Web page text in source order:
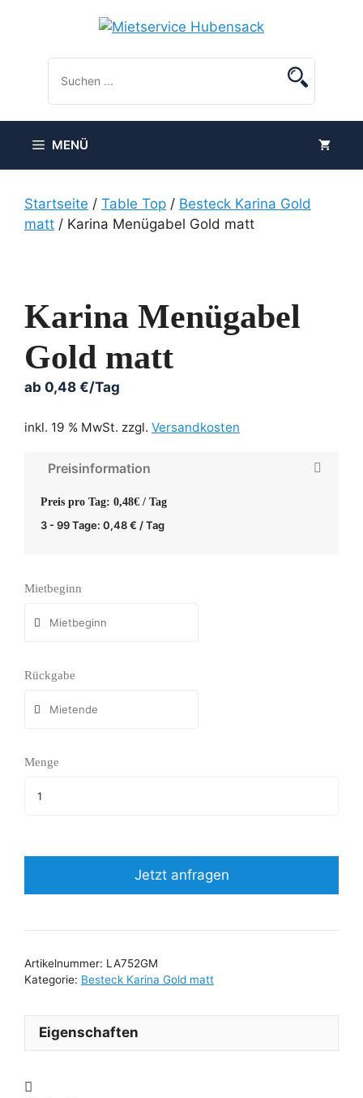
MENÜ
Startseite / Table Top / Besteck Karina Gold
matt / Karina Menügabel Gold matt
Karina Menügabel
Gold matt
ab 0,48 €/Tag
inkl. 19 % MwSt. zzgl. Versandkosten
Preisinformation
Preis pro Tag: 0,48€ / Tag
3 - 99 Tage: 0,48€ / Tag
Mietbeginn
Rückgabe
Menge
Jetzt anfragen
Artikelnummer: LA752GM
Kategorie: Besteck Karina Gold matt
Eigenschaften